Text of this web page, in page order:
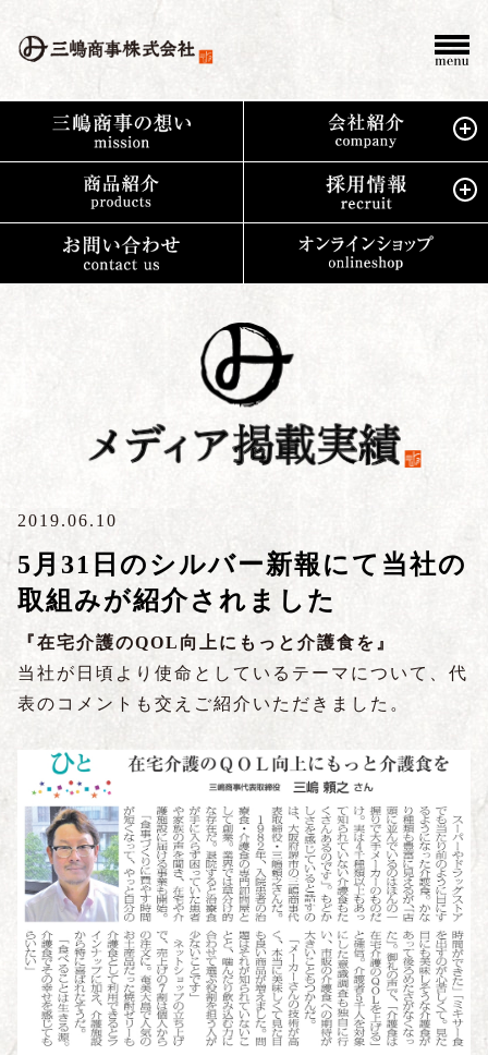
2019.06.10
5月31日のシルバー新報にて当社の
取組みが紹介されました
『在宅介護のQOL向上にもっと介護食を』
当社が日頃より使命としているテーマについて、代
表のコメントも交えご紹介いただきました。